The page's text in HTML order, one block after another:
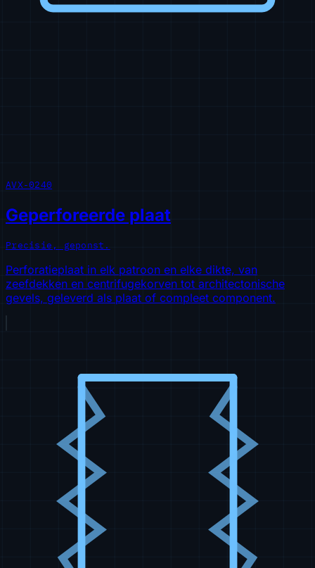
AVX-0240
Geperforeerde plaat
Precisie, geponst.
Perforatieplaat in elk patroon en elke dikte, van
zeefdekken en centrifugekorven tot architectonische
gevels, geleverd als plaat of compleet component.